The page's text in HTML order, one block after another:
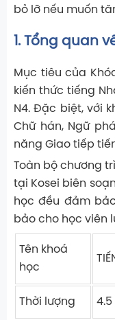
bỏ lỡ nếu muốn
1. Tổng quan
Mục tiêu của
kiến thức tiếng
N4. Đặc biệt, với
Chữ hán, Ngữ
năng Giao tiếp
Toàn bộ chương
tại Kosei biên
học đều đảm
bảo cho học viên
Tên khoá
học
Thời lượng